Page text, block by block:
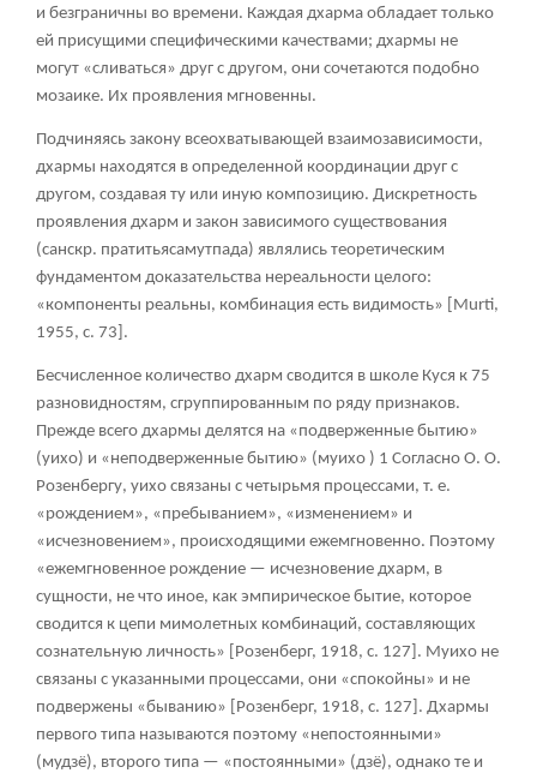
и безграничны во времени. Каждая дхарма обладает только
ей присущими специфическими качествами; дхармы не
могут «сливаться» друг с другом, они сочетаются подобно
мозаике. Их проявления мгновенны.
Подчиняясь закону всеохватывающей взаимозависимости,
дхармы находятся в определенной координации друг с
другом, создавая ту или иную композицию. Дискретность
проявления дхарм и закон зависимого существования
(санскр. пратитьясамутпада) являлись теоретическим
фундаментом доказательства нереальности целого:
«компоненты реальны, комбинация есть видимость» [Murti,
1955, с. 73].
Бесчисленное количество дхарм сводится в школе Куся к 75
разновидностям, сгруппированным по ряду признаков.
Прежде всего дхармы делятся на «подверженные бытию»
(уихо) и «неподверженные бытию» (муихо ) 1 Согласно О. О.
Розенбергу, уихо связаны с четырьмя процессами, т. е.
«рождением», «пребыванием», «изменением» и
«исчезновением», происходящими ежемгновенно. Поэтому
«ежемгновенное рождение — исчезновение дхарм, в
сущности, не что иное, как эмпирическое бытие, которое
сводится к цепи мимолетных комбинаций, составляющих
сознательную личность» [Розенберг, 1918, с. 127]. Муихо не
связаны с указанными процессами, они «спокойны» и не
подвержены «быванию» [Розенберг, 1918, с. 127]. Дхармы
первого типа называются поэтому «непостоянными»
(мудзё), второго типа — «постоянными» (дзё), однако те и